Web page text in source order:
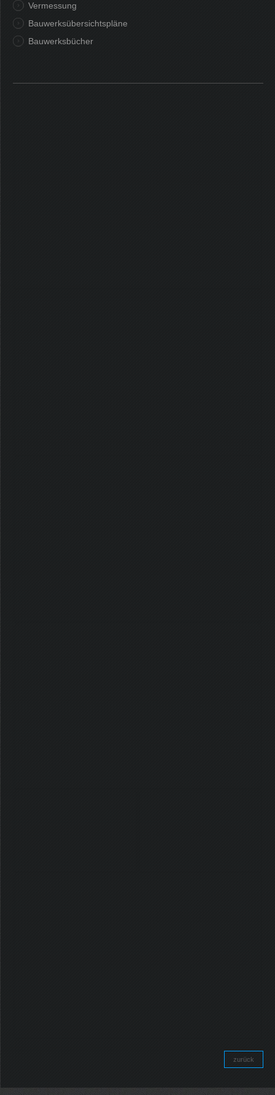
Vermessung
Bauwerksübersichtspläne
Bauwerksbücher
zurück